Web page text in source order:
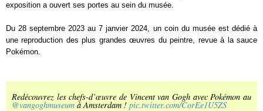
exposition a ouvert ses portes au sein du musée.
Du 28 septembre 2023 au 7 janvier 2024, un coin du musée est dédié à
une reproduction des plus grandes œuvres du peintre, revue à la sauce
Pokémon.
Redécouvrez les chefs-d’œuvre de Vincent van Gogh avec Pokémon au
@vangoghmuseum à Amsterdam ! pic.twitter.com/CorEe1U5ZS